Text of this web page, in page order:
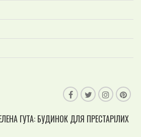
ГУТА: БУДИНОК ДЛЯ ПРЕСТАРІЛИХ